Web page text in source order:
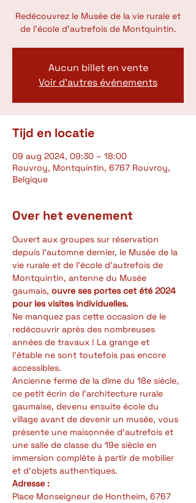
Redécouvrez le Musée de la vie rurale et
de l'école d'autrefois de Montquintin.
Aucun billet en vente
Voir d'autres événements
Tijd en locatie
09 aug 2024, 09:30 – 18:00
Rouvroy, Montquintin, 6767 Rouvroy,
Belgique
Over het evenement
Ouvert aux groupes sur réservation
depuis l'automne dernier, le Musée de la
vie rurale et de l'école d'autrefois de
Montquintin, antenne du Musée
gaumais, ouvre ses portes cet été 2024
pour les visites individuelles.
Ne manquez pas cette occasion de le
redécouvrir après des nombreuses
années de travaux ! La grange et
l'étable ne sont toutefois pas encore
accessibles.
Ancienne ferme de la dîme du 18e siècle,
ce petit écrin de l'architecture rurale
gaumaise, devenu ensuite école du
village avant de devenir un musée, vous
présente une maisonnée d'autrefois et
une salle de classe du 19e siècle en
immersion complète à partir de mobilier
et d'objets authentiques.
Adresse :
Place Monseigneur de Hontheim, 6767